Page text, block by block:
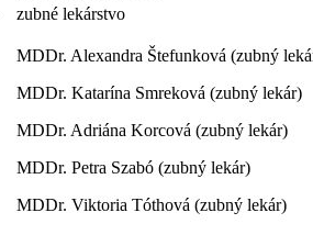
zubné lekárstvo
MDDr. Alexandra Štefunková (zubný
MDDr. Katarína Smreková (zubný lekár)
MDDr. Adriána Korcová (zubný lekár)
MDDr. Petra Szabó (zubný lekár)
MDDr. Viktoria Tóthová (zubný lekár)